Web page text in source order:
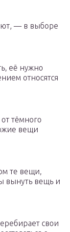
— в выборе
её нужно
относятся
тёмного
вещи
те вещи,
вынуть вещь и
свои